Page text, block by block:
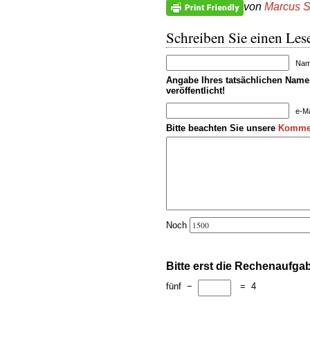
von Marcus
Schreiben Sie einen
Angabe Ihres tatsächlichen
veröffentlicht!
e-
Bitte beachten Sie unsere
Noch
Bitte erst die
fünf − = 4